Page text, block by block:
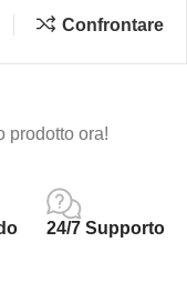
Confrontare
prodotto ora!
24/7 Supporto